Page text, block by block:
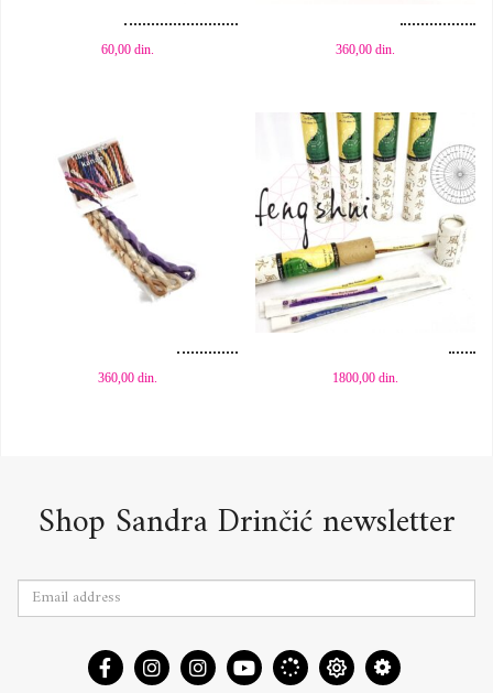
60,00 din. 360,00din.
360,00 din.
Dodaj u korpu
1800,00din.
Shop Sandra Drinčić newsletter